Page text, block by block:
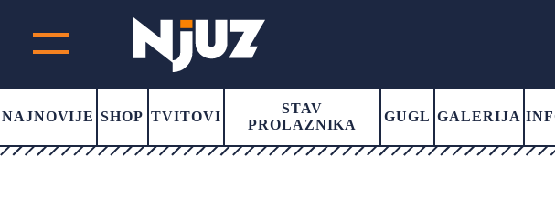
NAJNOVIJE SHOP TVITOVI
STAV
PROLAZNIKA
GUGL GALERIJA